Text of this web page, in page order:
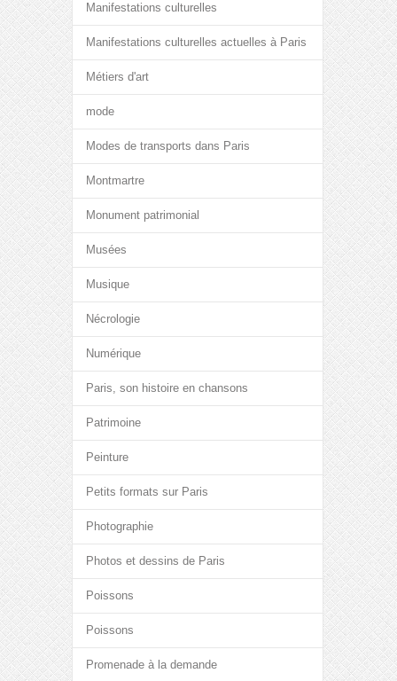
Manifestations culturelles
Manifestations culturelles actuelles à Paris
Métiers d'art
mode
Modes de transports dans Paris
Montmartre
Monument patrimonial
Musées
Musique
Nécrologie
Numérique
Paris, son histoire en chansons
Patrimoine
Peinture
Petits formats sur Paris
Photographie
Photos et dessins de Paris
Poissons
Poissons
Promenade à la demande